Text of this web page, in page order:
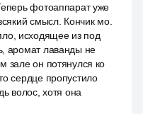
фотоаппарат уже
смысл. Кончик мо.
исходящее из под
аромат лаванды не
зале он потянулся ко
сердце пропустило
волос, хотя она